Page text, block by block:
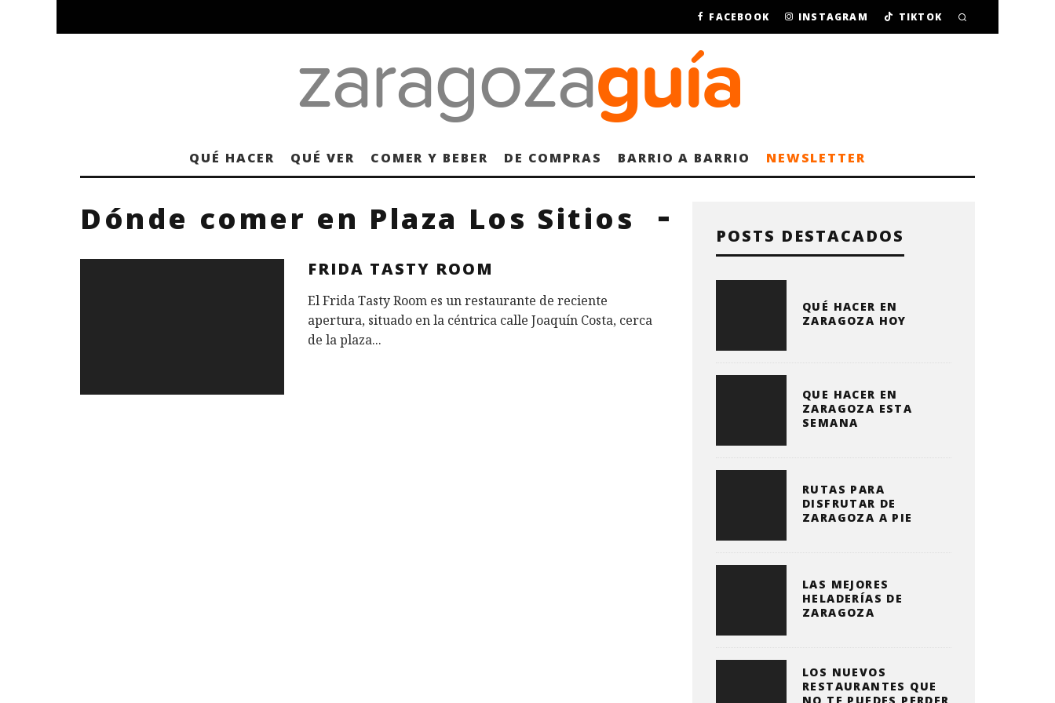
FACEBOOK INSTAGRAM TIKTOK
QUÉ HACER QUÉ VER COMER Y BEBER DE COMPRAS BARRIO A BARRIO NEWSLETTER
Dónde comer en Plaza Los Sitios
FRIDA TASTY ROOM
El Frida Tasty Room es un restaurante de reciente
apertura, situado en la céntrica calle Joaquín Costa, cerca
de la plaza...
POSTS DESTACADOS
QUÉ HACER EN
ZARAGOZA HOY
QUE HACER EN
ZARAGOZA ESTA
SEMANA
RUTAS PARA
DISFRUTAR DE
ZARAGOZA A PIE
LAS MEJORES
HELADERÍAS DE
ZARAGOZA
LOS NUEVOS
RESTAURANTES QUE
NO TE PUEDES PERDER